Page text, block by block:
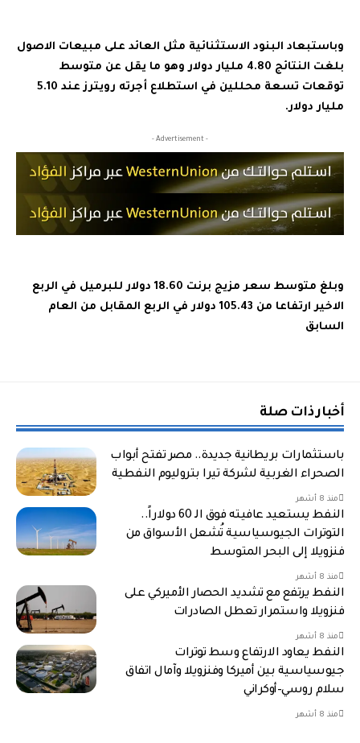
وباستبعاد البنود الاستثنائية مثل العائد على مبيعات الاصول
بلغت النتائج 4.80 مليار دولار وهو ما يقل عن متوسط
توقعات تسعة محللين في استطلاع أجرته رويترز عند 5.10
مليار دولار.
- Advertisement -
وبلغ متوسط سعر مزيج برنت 18.60 دولار للبرميل في الربع
الاخير ارتفاعا من 105.43 دولار في الربع المقابل من العام
السابق
أخبار ذات صلة
باستثمارات بريطانية جديدة.. مصر تفتح أبواب
الصحراء الغربية لشركة تيرا بتروليوم النفطية
منذ 8 أشهر
النفط يستعيد عافيته فوق الـ 60 دولاراً..
التوترات الجيوسياسية تُشعل الأسواق من
فنزويلا إلى البحر المتوسط
منذ 8 أشهر
النفط يرتفع مع تشديد الحصار الأميركي على
فنزويلا واستمرار تعطل الصادرات
منذ 8 أشهر
النفط يعاود الارتفاع وسط توترات
جيوسياسية بين أميركا وفنزويلا وآمال اتفاق
سلام روسي–أوكراني
منذ 8 أشهر